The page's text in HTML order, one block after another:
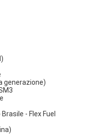
generazione)
- Flex Fuel